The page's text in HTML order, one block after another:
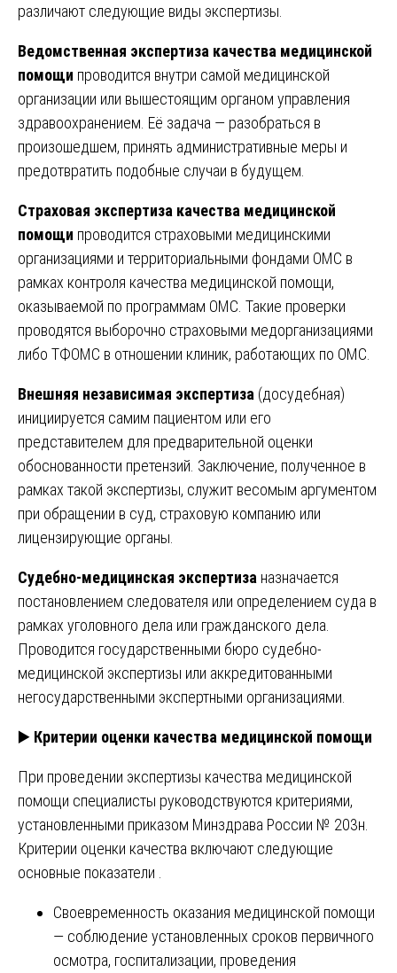
различают следующие виды экспертизы.
Ведомственная экспертиза качества медицинской
помощи проводится внутри самой медицинской
организации или вышестоящим органом управления
здравоохранением. Её задача — разобраться в
произошедшем, принять административные меры и
предотвратить подобные случаи в будущем.
Страховая экспертиза качества медицинской
помощи проводится страховыми медицинскими
организациями и территориальными фондами ОМС в
рамках контроля качества медицинской помощи,
оказываемой по программам ОМС. Такие проверки
проводятся выборочно страховыми медорганизациями
либо ТФОМС в отношении клиник, работающих по ОМС.
Внешняя независимая экспертиза (досудебная)
инициируется самим пациентом или его
представителем для предварительной оценки
обоснованности претензий. Заключение, полученное в
рамках такой экспертизы, служит весомым аргументом
при обращении в суд, страховую компанию или
лицензирующие органы.
Судебно-медицинская экспертиза назначается
постановлением следователя или определением суда в
рамках уголовного дела или гражданского дела.
Проводится государственными бюро судебно-
медицинской экспертизы или аккредитованными
негосударственными экспертными организациями.
▶️ Критерии оценки качества медицинской помощи
При проведении экспертизы качества медицинской
помощи специалисты руководствуются критериями,
установленными приказом Минздрава России № 203н.
Критерии оценки качества включают следующие
основные показатели .
Своевременность оказания медицинской помощи
— соблюдение установленных сроков первичного
осмотра, госпитализации, проведения